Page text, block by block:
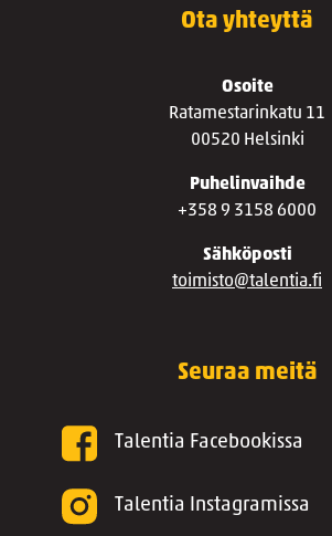
Ota yhteyttä
Osoite
Ratamestarinkatu 11
00520 Helsinki
Puhelinvaihde
+358 9 3158 6000
Sähköposti
toimisto@talentia.fi
Seuraa meitä
Talentia Facebookissa
Talentia Instagramissa